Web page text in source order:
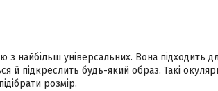
найбільш універсальних. Вона підходить
й підкреслить будь-який образ. Такі
розмір.